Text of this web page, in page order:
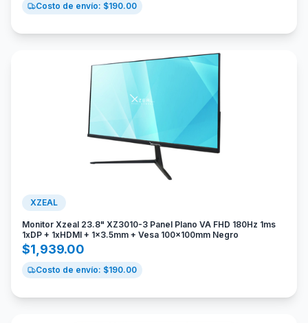
Costo de envío: $190.00
XZEAL
Monitor Xzeal 23.8" XZ3010-3 Panel Plano VA FHD 180Hz 1ms
1xDP + 1xHDMI + 1x3.5mm + Vesa 100x100mm Negro
$1,939.00
Costo de envío: $190.00